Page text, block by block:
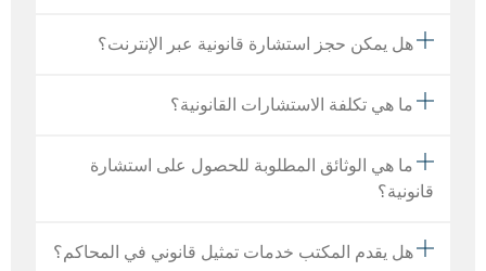
هل يمكن حجز استشارة قانونية عبر الإنترنت؟
ما هي تكلفة الاستشارات القانونية؟
ما هي الوثائق المطلوبة للحصول على استشارة
قانونية؟
هل يقدم المكتب خدمات تمثيل قانوني في المحاكم؟